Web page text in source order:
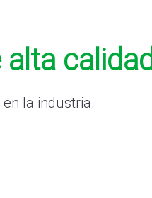
calidad
la industria.